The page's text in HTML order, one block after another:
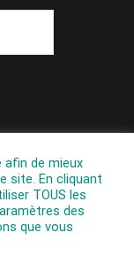
de mieux
site. En cliquant
TOUS les
des
que vous